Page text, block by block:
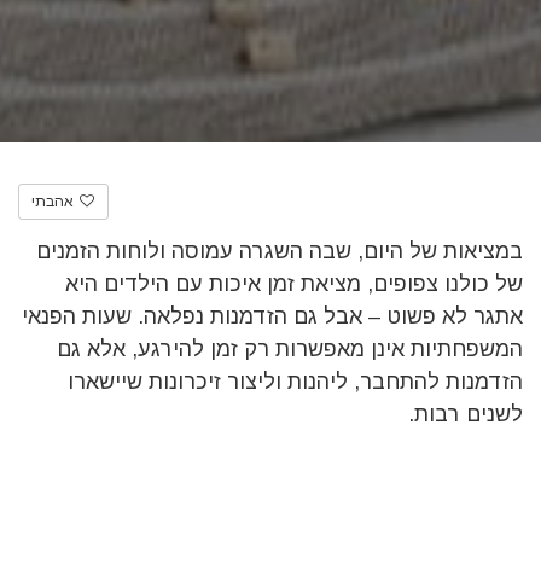
אהבתי
במציאות של היום, שבה השגרה עמוסה ולוחות הזמנים
של כולנו צפופים, מציאת זמן איכות עם הילדים היא
אתגר לא פשוט – אבל גם הזדמנות נפלאה. שעות הפנאי
המשפחתיות אינן מאפשרות רק זמן להירגע, אלא גם
הזדמנות להתחבר, ליהנות וליצור זיכרונות שיישארו
לשנים רבות.